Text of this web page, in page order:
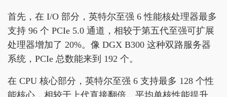
首先，在 I/O 部分，英特尔至强 6 性能核处理器最多
支持 96 个 PCIe 5.0 通道，相较于第五代至强可扩展
处理器增加了 20%。像 DGX B300 这种双路服务器
系统，PCIe 总数能来到 192 个。
在 CPU 核心部分，英特尔至强 6 支持最多 128 个性
能核心，相较于上代直接翻倍。平均单核性能提升